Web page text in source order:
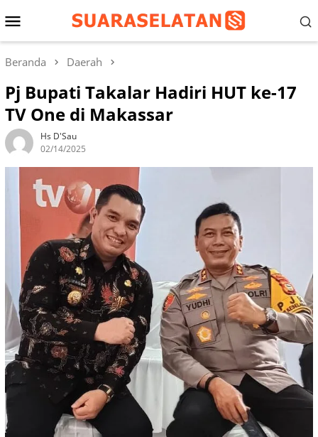
ke
Menu
Mobile
Beranda Daerah
Pj Bupati Takalar Hadiri HUT ke-17
TV One di Makassar
Hs D'Sau
02/14/2025